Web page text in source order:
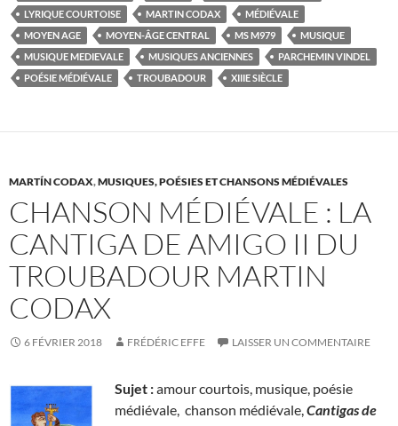
LYRIQUE COURTOISE
MARTIN CODAX
MÉDIÉVALE
MOYEN AGE
MOYEN-ÂGE CENTRAL MS M979
MUSIQUE
MUSIQUE MEDIEVALE
MUSIQUES ANCIENNES
PARCHEMIN VINDEL
POÉSIE MÉDIÉVALE
TROUBADOUR XIIIE SIÈCLE
MARTÍN CODAX,MUSIQUES, POÉSIES ET CHANSONS MÉDIÉVALES
CHANSON MÉDIÉVALE : LA
CANTIGA DE AMIGO II DU
TROUBADOUR MARTIN
CODAX
6 FÉVRIER 2018 FRÉDÉRIC EFFE LAISSER UN COMMENTAIRE
Sujet :amour courtois, musique, poésie
médiévale, chanson médiévale,Cantigas de